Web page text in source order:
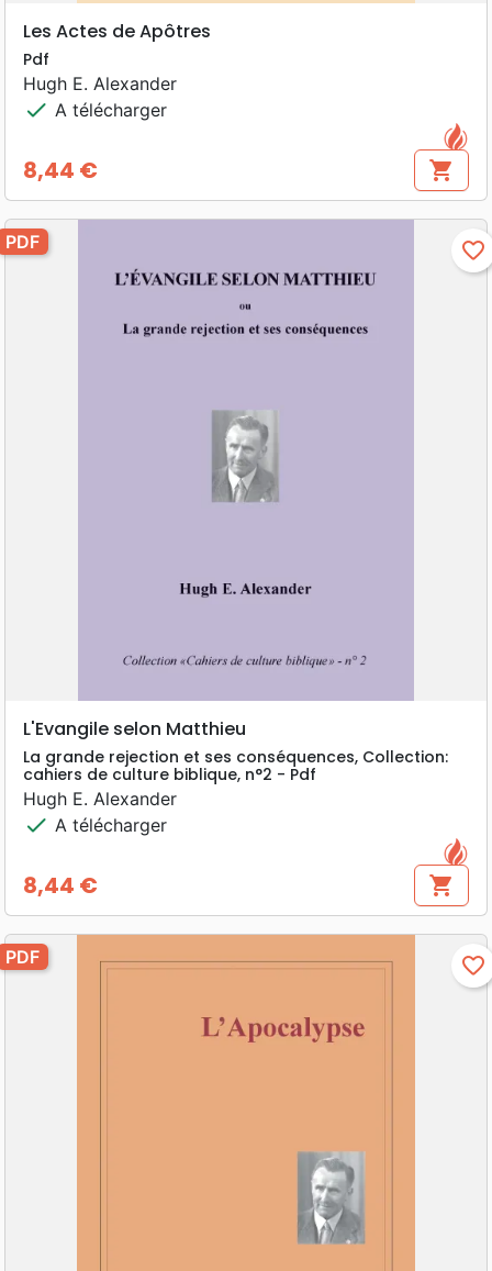
Les Actes de Apôtres
Pdf
Hugh E. Alexander
check A télécharger
Prix
8,44 € shopping_cart
PDF favorite_border
L'Evangile selon Matthieu
La grande rejection et ses conséquences, Collection:
cahiers de culture biblique, n°2 - Pdf
Hugh E. Alexander
check A télécharger
Prix
8,44 € shopping_cart
PDF favorite_border